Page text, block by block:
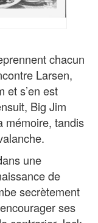
chacun
Larsen,
et s’en est
Big Jim
mémoire, tandis
une
de
secrètement
ses